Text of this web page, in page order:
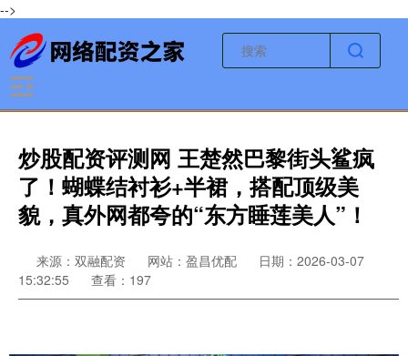
-->
炒股配资评测网 王楚然巴黎街头鲨疯
了！蝴蝶结衬衫+半裙，搭配顶级美
貌，真外网都夸的“东方睡莲美人”！
来源：双融配资 网站：盈昌优配
日期：2026-03-07
15:32:55
查看：197